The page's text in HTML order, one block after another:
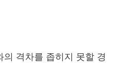
격차를 좁히지 못할 경